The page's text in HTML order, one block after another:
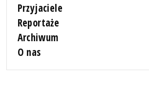
Przyjaciele
Reportaże
Archiwum
O nas